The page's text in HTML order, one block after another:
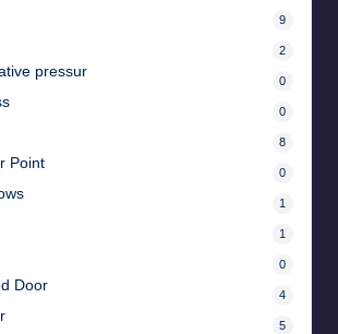
9
2
pressur
0
0
8
Point
0
1
1
0
Door
4
5